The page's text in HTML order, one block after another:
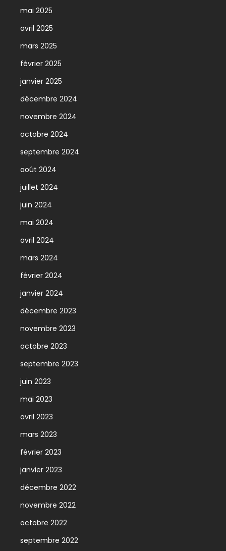
mai 2025
avril 2025
mars 2025
février 2025
janvier 2025
décembre 2024
novembre 2024
octobre 2024
septembre 2024
août 2024
juillet 2024
juin 2024
mai 2024
avril 2024
mars 2024
février 2024
janvier 2024
décembre 2023
novembre 2023
octobre 2023
septembre 2023
juin 2023
mai 2023
avril 2023
mars 2023
février 2023
janvier 2023
décembre 2022
novembre 2022
octobre 2022
septembre 2022